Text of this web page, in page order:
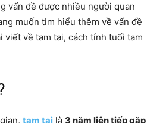
vấn đề được nhiều người quan
muốn tìm hiểu thêm về vấn đề
viết về tam tai, cách tính tuổi tam
tam tai là 3 năm liên tiếp gặp